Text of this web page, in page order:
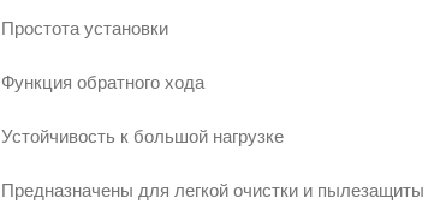
Простота установки
Функция обратного хода
Устойчивость к большой нагрузке
Предназначены для легкой очистки и пылезащиты